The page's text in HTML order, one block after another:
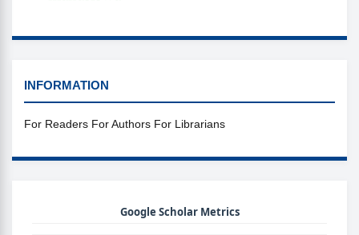
INFORMATION
For Readers For Authors For Librarians